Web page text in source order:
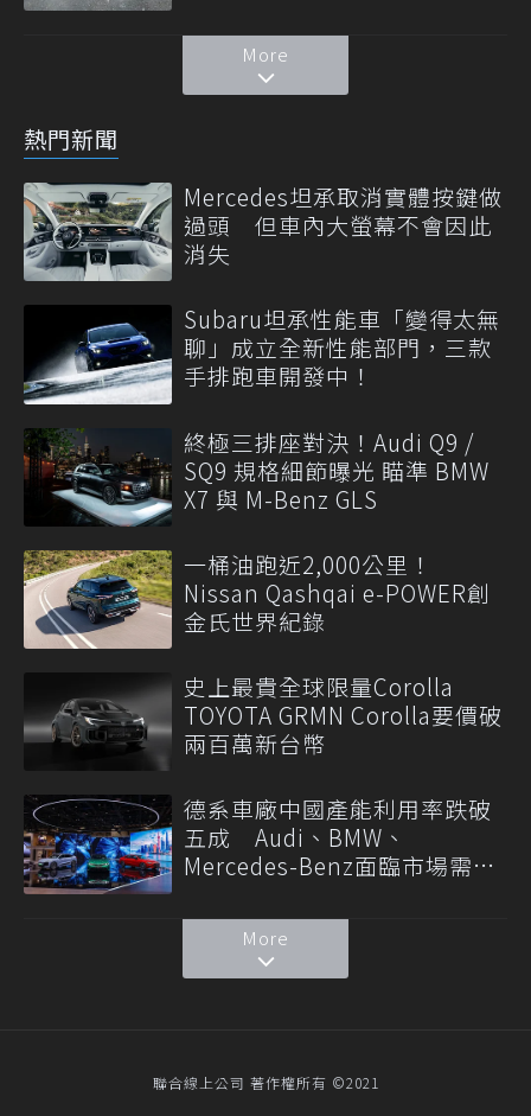
More
熱門新聞
Mercedes坦承取消實體按鍵做
過頭 但車內大螢幕不會因此
消失
Subaru坦承性能車「變得太無
聊」成立全新性能部門，三款
手排跑車開發中！
終極三排座對決！Audi Q9 /
SQ9 規格細節曝光 瞄準 BMW
X7 與 M-Benz GLS
一桶油跑近2,000公里！
Nissan Qashqai e-POWER創
金氏世界紀錄
史上最貴全球限量Corolla
TOYOTA GRMN Corolla要價破
兩百萬新台幣
德系車廠中國產能利用率跌破
五成 Audi、BMW、
Mercedes-Benz面臨市場需求
More
聯合線上公司 著作權所有 ©2021